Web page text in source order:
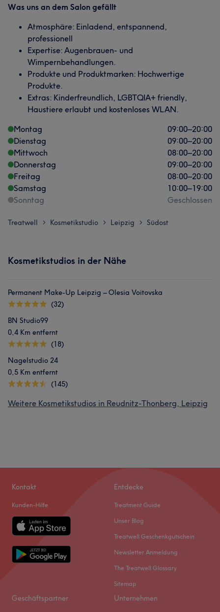
Was uns an dem Salon gefällt
Atmosphäre: Einladend, entspannend,
professionell
Expertise: Augenbrauen- und
Wimpernbehandlungen.
Produkte und Produktmarken: Hochwertige
Produkte.
Extras: Kinderfreundlich, LGBTQIA+ friendly,
Haustiere erlaubt und kostenloses WLAN.
Montag
09:00–20:00
Dienstag
09:00–20:00
Mittwoch
08:00–20:00
Donnerstag
09:00–20:00
Freitag
08:00–20:00
Samstag
10:00–19:00
Sonntag
Geschlossen
Treatwell > Kosmetikstudio > Leipzig > Südost
Kosmetikstudios in der Nähe
Permanent Make-Up Leipzig – Olesia Voitovska
(32)
BN Studio99
0,4 Km entfernt
(18)
Nagelstudio 24
0,5 Km entfernt
(145)
Weitere Kosmetikstudios in Reudnitz-Thonberg, Leipzig
Kontakt
Kunden-Hilfe
Entdecke
Treatment Guide
Unser Blog
Treatwell Geschenkgutschein
Newsletter Anmeldung
The Treatwell Glossary
Sitemap
Geschäftspartner Unternehmen